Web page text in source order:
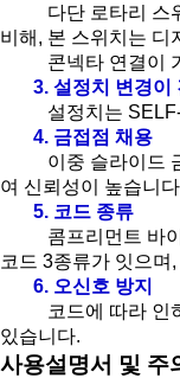
다단 로타리 스위
비해, 본 스위치는 디
콘넥타 연결이
3. 설정치 변경이
설정치는 SELF-
4. 금접점 채용
이중 슬라이드 금
여 신뢰성이 높습니
5. 코드 종류
콤프리먼트 바이
코드 3종류가 잇으며
6. 오신호 방지
코드에 따라 인히
있습니다.
사용설명서 및 주